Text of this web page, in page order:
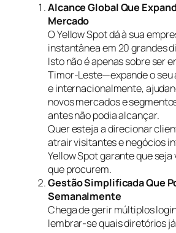
Alcance Global Que
Mercado
O Yellow Spot dá à sua
instantânea em 20 grandes
Isto não é apenas sobre ser
Timor-Leste—expande o seu
e internacionalmente,
novos mercados e
antes não podia alcançar.
Quer esteja a direcionar
atrair visitantes e negócios
Yellow Spot garante que
que procurem.
Gestão Simplificada Que
Semanalmente
Chega de gerir múltiplos
lembrar-se quais diretórios